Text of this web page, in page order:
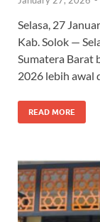
Selasa, 27
Kab. Solok —
Sumatera Barat
2026 lebih awal
READ MORE